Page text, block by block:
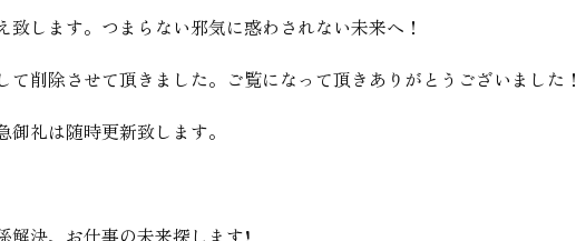
します。つまらない邪気に惑わされない未来へ！
削除させて頂きました。ご覧になって頂きありがとうございました！
礼は随時更新致します。
解決、お仕事の未来探します!